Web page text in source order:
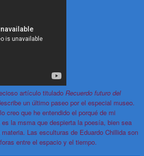
artículo titulado Recuerdo futuro del
un último paseo por el especial museo.
creo que he entendido el porqué de mi
la msma que despierta la poesía, bien sea
Las esculturas de Eduardo Chillida son
entre el espacio y el tiempo.